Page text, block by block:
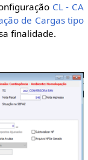
CL - CA
de Cargas tipo
finalidade.